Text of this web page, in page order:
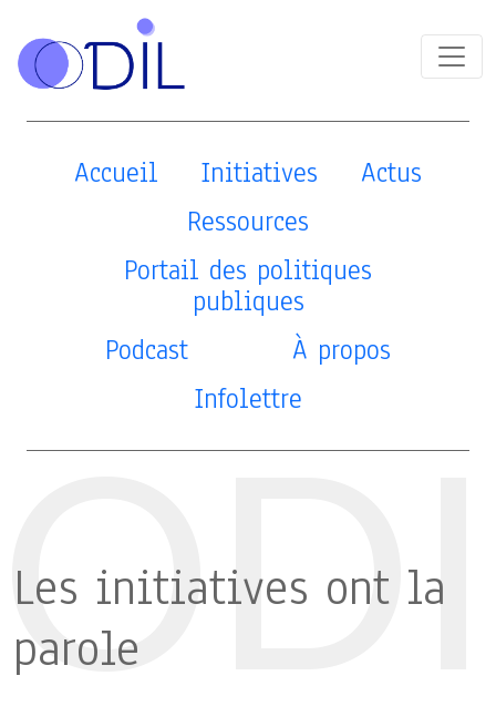
Accueil Initiatives
Actus
Ressources
Portail des politiques
publiques
Podcast
À propos
Infolettre
Les initiatives ont la
parole